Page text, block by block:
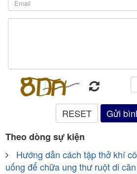
Theo dòng sự kiện
Hướng dẫn cách tập thở khí
uống để chữa ung thư ruột di